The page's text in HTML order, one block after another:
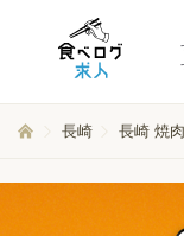
長崎 長崎 焼